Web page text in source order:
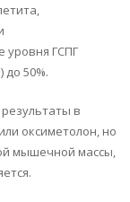
уровня ГСПГ
50%.
в
оксиметолон, но
мышечной массы,